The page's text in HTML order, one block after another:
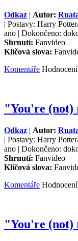
Odkaz | Autor:
| Postavy: Harry
ano | Dokončeno:
Shrnutí: Fanvideo
Klíčová slova:
Komentáře
"You're (not)
Odkaz | Autor:
| Postavy: Harry
ano | Dokončeno:
Shrnutí: Fanvideo
Klíčová slova:
Komentáře
"You're (not)